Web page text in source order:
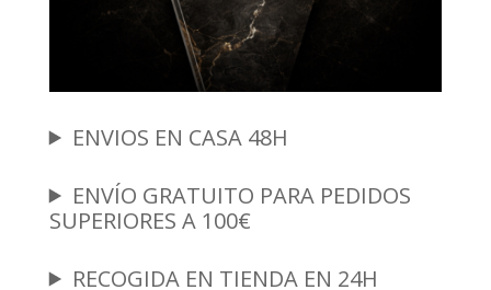
ENVIOS EN CASA 48H
ENVÍO GRATUITO PARA PEDIDOS
SUPERIORES A 100€
RECOGIDA EN TIENDA EN 24H